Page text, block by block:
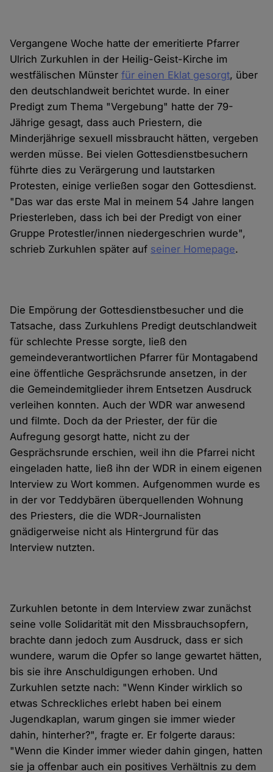
Vergangene Woche hatte der emeritierte Pfarrer
Ulrich Zurkuhlen in der Heilig-Geist-Kirche im
westfälischen Münsterfür einen Eklat gesorgt, über
den deutschlandweit berichtet wurde. In einer
Predigt zum Thema "Vergebung" hatte der 79-
Jährige gesagt, dass auch Priestern, die
Minderjährige sexuell missbraucht hätten, vergeben
werden müsse. Bei vielen Gottesdienstbesuchern
führte dies zu Verärgerung und lautstarken
Protesten, einige verließen sogar den Gottesdienst.
"Das war das erste Mal in meinem 54 Jahre langen
Priesterleben, dass ich bei der Predigt von einer
Gruppe Protestler/innen niedergeschrien wurde",
schrieb Zurkuhlen später auf seiner Homepage.
Die Empörung der Gottesdienstbesucher und die
Tatsache, dass Zurkuhlens Predigt deutschlandweit
für schlechte Presse sorgte, ließ den
gemeindeverantwortlichen Pfarrer für Montagabend
eine öffentliche Gesprächsrunde ansetzen, in der
die Gemeindemitglieder ihrem Entsetzen Ausdruck
verleihen konnten. Auch der WDR war anwesend
und filmte. Doch da der Priester, der für die
Aufregung gesorgt hatte, nicht zu der
Gesprächsrunde erschien, weil ihn die Pfarrei nicht
eingeladen hatte, ließ ihn der WDR in einem eigenen
Interview zu Wort kommen. Aufgenommen wurde es
in der vor Teddybären überquellenden Wohnung
des Priesters, die die WDR-Journalisten
gnädigerweise nicht als Hintergrund für das
Interview nutzten.
Zurkuhlen betonte in dem Interview zwar zunächst
seine volle Solidarität mit den Missbrauchsopfern,
brachte dann jedoch zum Ausdruck, dass er sich
wundere, warum die Opfer so lange gewartet hätten,
bis sie ihre Anschuldigungen erhoben. Und
Zurkuhlen setzte nach: "Wenn Kinder wirklich so
etwas Schreckliches erlebt haben bei einem
Jugendkaplan, warum gingen sie immer wieder
dahin, hinterher?", fragte er. Er folgerte daraus:
"Wenn die Kinder immer wieder dahin gingen, hatten
sie ja offenbar auch ein positives Verhältnis zu dem